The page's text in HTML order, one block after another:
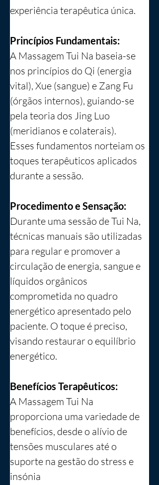
experiência terapêutica única.
Princípios Fundamentais:
A Massagem Tui Na baseia-se
nos princípios do Qi (energia
vital), Xue (sangue) e Zang Fu
(órgãos internos), guiando-se
pela teoria dos Jing Luo
(meridianos e colaterais).
Esses fundamentos norteiam os
toques terapêuticos aplicados
durante a sessão.
Procedimento e Sensação:
Durante uma sessão de Tui Na,
técnicas manuais são utilizadas
para regular e promover a
circulação de energia, sangue e
líquidos orgânicos
comprometida no quadro
energético apresentado pelo
paciente. O toque é preciso,
visando restaurar o equilíbrio
energético.
Benefícios Terapêuticos:
A Massagem Tui Na
proporciona uma variedade de
benefícios, desde o alívio de
tensões musculares até o
suporte na gestão do stress e
insónia